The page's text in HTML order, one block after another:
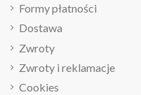
Formy płatności
Dostawa
Zwroty
Zwroty i reklamacje
Cookies